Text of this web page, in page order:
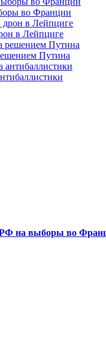
во Франции
в Лейпциге
Путина
РФ на выборы во